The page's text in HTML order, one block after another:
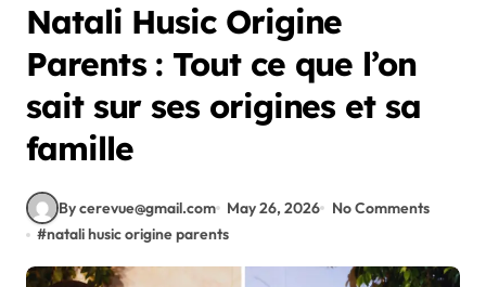
Natali Husic Origine
Parents : Tout ce que l’on
sait sur ses origines et sa
famille
By cerevue@gmail.com May 26, 2026
No Comments
#natali husic origine parents